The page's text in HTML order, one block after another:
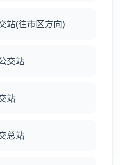
站(往市区方向)
交站
站
总站